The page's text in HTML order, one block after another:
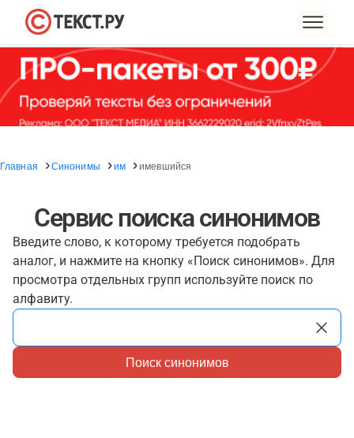
Главная Синонимы им имевшийся
Сервис поиска синонимов
Введите слово, к которому требуется подобрать
аналог, и нажмите на кнопку «Поиск синонимов». Для
просмотра отдельных групп используйте поиск по
алфавиту.
Поиск синонимов